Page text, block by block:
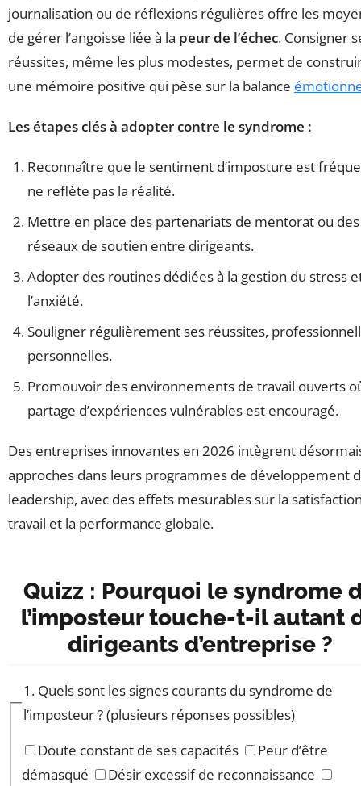
journalisation ou de réflexions régulières offre les
de gérer l’angoisse liée à la peur de l’échec. Consigner
réussites, même les plus modestes, permet de
une mémoire positive qui pèse sur la balance
Les étapes clés à adopter contre le syndrome :
Reconnaître que le sentiment d’imposture est
ne reflète pas la réalité.
Mettre en place des partenariats de mentorat ou des
réseaux de soutien entre dirigeants.
Adopter des routines dédiées à la gestion du stress
l’anxiété.
Souligner régulièrement ses réussites,
personnelles.
Promouvoir des environnements de travail ouverts
partage d’expériences vulnérables est encouragé.
Des entreprises innovantes en 2026 intègrent
approches dans leurs programmes de développement
leadership, avec des effets mesurables sur la
travail et la performance globale.
Quizz : Pourquoi le syndrome
l’imposteur touche-t-il autant
dirigeants d’entreprise ?
1. Quels sont les signes courants du syndrome de
l’imposteur ? (plusieurs réponses possibles)
Doute constant de ses capacités
Peur d’être
démasqué
Désir excessif de reconnaissance